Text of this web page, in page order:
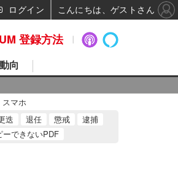
向
スマホ
迭 退任 懲戒
逮捕
ーできないPDF
登録方法
ログイン こんにちは、ゲストさん